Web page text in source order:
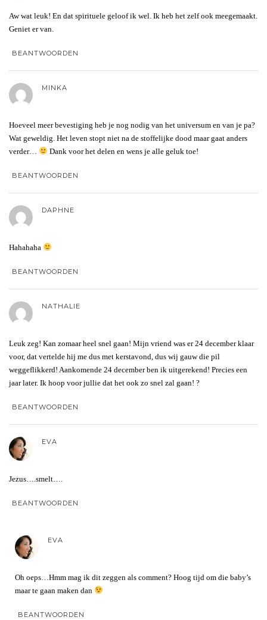
Aw wat leuk! En dat spirituele geloof ik wel. Ik heb het zelf ook meegemaakt.
Geniet er van.
BEANTWOORDEN
MINKA
Hoeveel meer bevestiging heb je nog nodig van het universum en van je pa?
Wat geweldig. Het leven stopt niet na de stoffelijke dood maar gaat anders
verder…
Dank voor het delen en wens je alle geluk toe!
BEANTWOORDEN
DAPHNE
Hahahaha
BEANTWOORDEN
NATHALIE
Leuk zeg! Kan zomaar heel snel gaan! Mijn vriend was er 24 december klaar
voor, dat vertelde hij me dus met kerstavond, dus wij gauw die pil
weggeflikkerd! Aankomende 24 december ben ik uitgerekend! Precies een
jaar later. Ik hoop voor jullie dat het ook zo snel zal gaan! ?
BEANTWOORDEN
EVA
Jezus….smelt….
BEANTWOORDEN
EVA
Oh oeps…Hmm mag ik dit zeggen als comment? Hoog tijd om die baby’s
maar te gaan maken dan
BEANTWOORDEN